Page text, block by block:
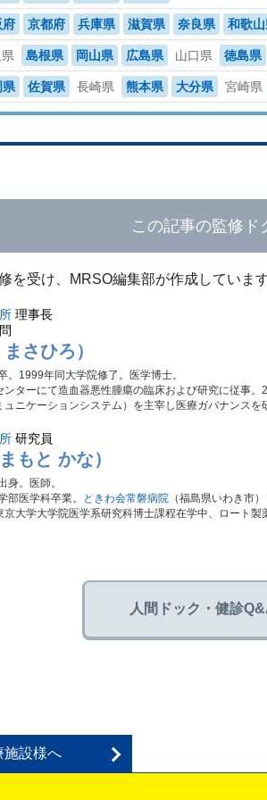
府 京都府 兵庫県 滋賀県 奈良県 和歌
島根県 岡山県 広島県 山口県 徳島県
県 佐賀県 長崎県 熊本県 大分県 宮崎県
この記事の監修ド
を受け、MRSO編集部が作成しています
理事長
さひろ）
。1999年同大学院修了。医学博士。
ンターにて造血器悪性腫瘍の臨床および研究に従事
ュニケーションシステム）を主宰し医療ガバナンスを
研究員
もと かな）
身。医師。
部医学科卒業。
ときわ会常磐病院 （福島県いわき市）
京大学大学院医学系研究科博士課程在学中、ロート
人間ドック・健診
施設様へ